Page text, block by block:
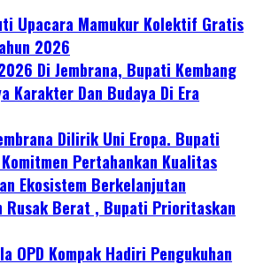
Upacara Mamukur Kolektif Gratis
2026
Di Jembrana, Bupati Kembang
Karakter Dan Budaya Di Era
Dilirik Uni Eropa. Bupati
Pertahankan Kualitas
Ekosistem Berkelanjutan
Rusak Berat , Bupati Prioritaskan
OPD Kompak Hadiri Pengukuhan